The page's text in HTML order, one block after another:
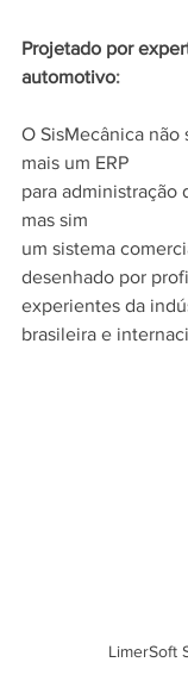
Projetado por
automotivo:
O SisMecânica não
mais um ERP
para administração
mas sim
um sistema
desenhado por
experientes da
brasileira e
LimerSoft